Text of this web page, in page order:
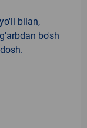
bilan,
bo'sh